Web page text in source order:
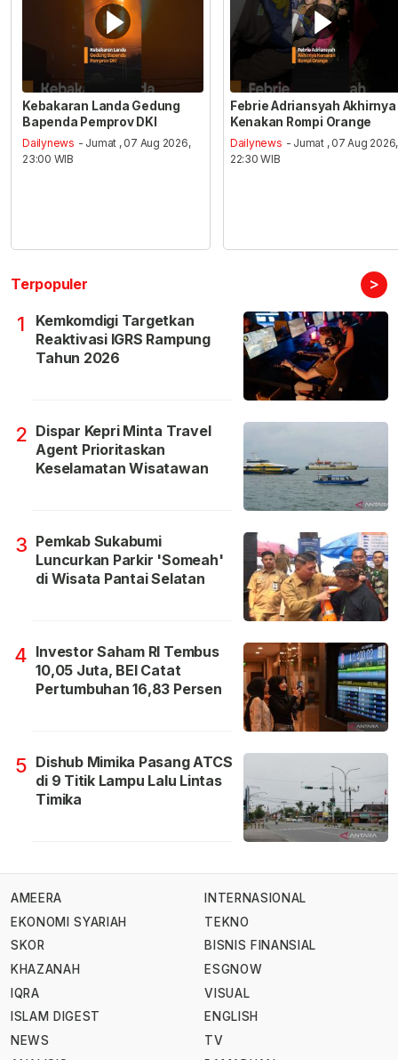
Kebakaran Landa Gedung
Bapenda Pemprov DKI
Dailynews - Jumat , 07 Aug 2026,
23:00 WIB
Febrie Adriansyah Akhirnya
Kenakan Rompi Orange
Dailynews - Jumat , 07 Aug 2026,
22:30 WIB
Terpopuler >
1
Kemkomdigi Targetkan
Reaktivasi IGRS Rampung
Tahun 2026
2 Dispar Kepri Minta Travel
Agent Prioritaskan
Keselamatan Wisatawan
3 Pemkab Sukabumi
Luncurkan Parkir 'Someah'
di Wisata Pantai Selatan
4 Investor Saham RI Tembus
10,05 Juta, BEI Catat
Pertumbuhan 16,83 Persen
5 Dishub Mimika Pasang ATCS
di 9 Titik Lampu Lalu Lintas
Timika
AMEERA
EKONOMI SYARIAH
SKOR
KHAZANAH
IQRA
ISLAM DIGEST
NEWS
INTERNASIONAL
TEKNO
BISNIS FINANSIAL
ESGNOW
VISUAL
ENGLISH
TV